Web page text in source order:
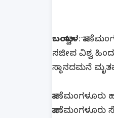
ಬಂಟ್ವಾಳ:
ಸಜೀಪ ವಿಶ್ವ
ಸ್ಥಾನದಮನೆ
ಪಾಣೆಮಂಗಳೂರು
ಪಾಣೆಮಂಗಳೂರು